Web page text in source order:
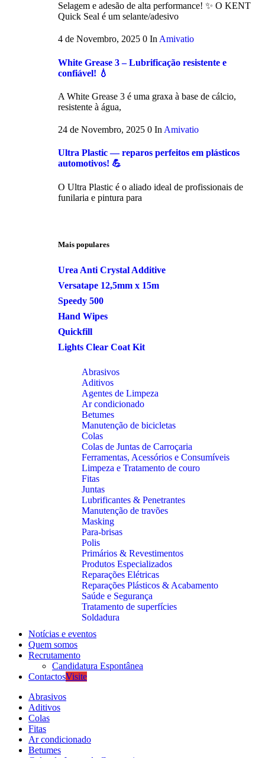
Selagem e adesão de alta performance! ✨ O KENT
Quick Seal é um selante/adesivo
4 de Novembro, 2025 0 InAmivatio
White Grease 3 – Lubrificação resistente e
confiável! 💧
A White Grease 3 é uma graxa à base de cálcio,
resistente à água,
24 de Novembro, 2025 0 In Amivatio
Ultra Plastic — reparos perfeitos em plásticos
automotivos! 💪
O Ultra Plastic é o aliado ideal de profissionais de
funilaria e pintura para
Mais populares
Urea Anti Crystal Additive
Versatape 12,5mm x 15m
Speedy 500
Hand Wipes
Quickfill
Lights Clear Coat Kit
Abrasivos
Aditivos
Agentes de Limpeza
Ar condicionado
Betumes
Manutenção de bicicletas
Colas
Colas de Juntas de Carroçaria
Ferramentas, Acessórios e Consumíveis
Limpeza e Tratamento de couro
Fitas
Juntas
Lubrificantes & Penetrantes
Manutenção de travões
Masking
Para-brisas
Polis
Primários & Revestimentos
Produtos Especializados
Reparações Elétricas
Reparações Plásticos & Acabamento
Saúde e Segurança
Tratamento de superfícies
Soldadura
Notícias e eventos
Quem somos
Recrutamento
Candidatura Espontânea
ContactosVisite
Abrasivos
Aditivos
Colas
Fitas
Ar condicionado
Betumes